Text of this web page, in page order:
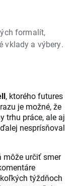
formalít,
vklady a výbery.
, ktorého futures
je možné, že
trhu práce, ale aj
nesprísňoval
môže určiť smer
týždňoch